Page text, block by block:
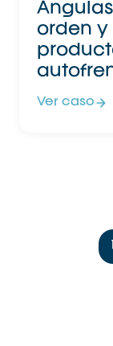
orden y
Ver caso
1